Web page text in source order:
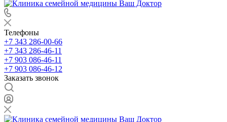
Телефоны
+7 343 286-00-66
+7 343 286-46-11
+7 903 086-46-11
+7 903 086-46-12
Заказать звонок